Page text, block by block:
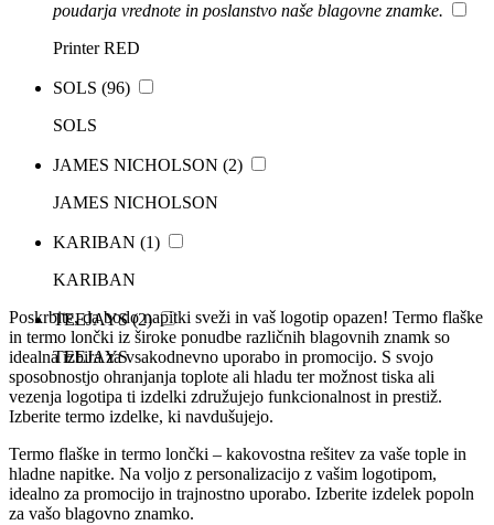
poudarja vrednote in poslanstvo naše blagovne znamke.
Printer RED
SOLS (96)
SOLS
JAMES NICHOLSON (2)
JAMES NICHOLSON
KARIBAN (1)
KARIBAN
TEEJAYS(2)
TEEJAYS
Poskrbite, da bodo napitki sveži in vaš logotip opazen! Termo flaške
in termo lončki iz široke ponudbe različnih blagovnih znamk so
idealna izbira za vsakodnevno uporabo in promocijo. S svojo
sposobnostjo ohranjanja toplote ali hladu ter možnost tiska ali
vezenja logotipa ti izdelki združujejo funkcionalnost in prestiž.
Izberite termo izdelke, ki navdušujejo.
Termo flaške in termo lončki – kakovostna rešitev za vaše tople in
hladne napitke. Na voljo z personalizacijo z vašim logotipom,
idealno za promocijo in trajnostno uporabo. Izberite izdelek popoln
za vašo blagovno znamko.